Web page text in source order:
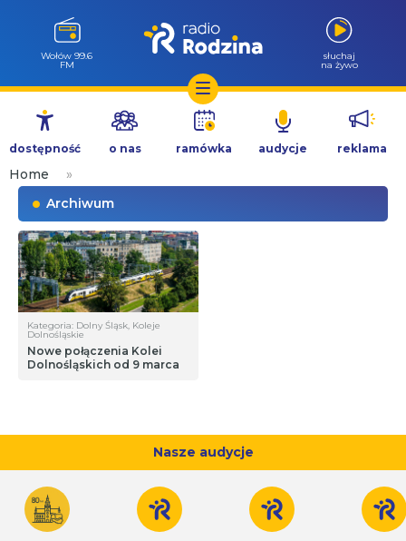
Przejdź
treści
Wołów 99.6
FM
słuchaj
na żywo
dostępność o nas ramówka audycje reklama
Home
»
Archiwum
Kategoria: Dolny Śląsk, Koleje
Dolnośląskie
Nowe połączenia Kolei
Dolnośląskich od 9 marca
Nasze audycje